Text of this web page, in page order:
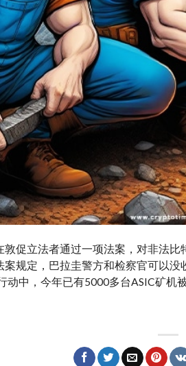
促立法者通过一项法案，对非法
案规定，巴拉圭警方和检察官可以
中，今年已有5000多台ASIC矿机